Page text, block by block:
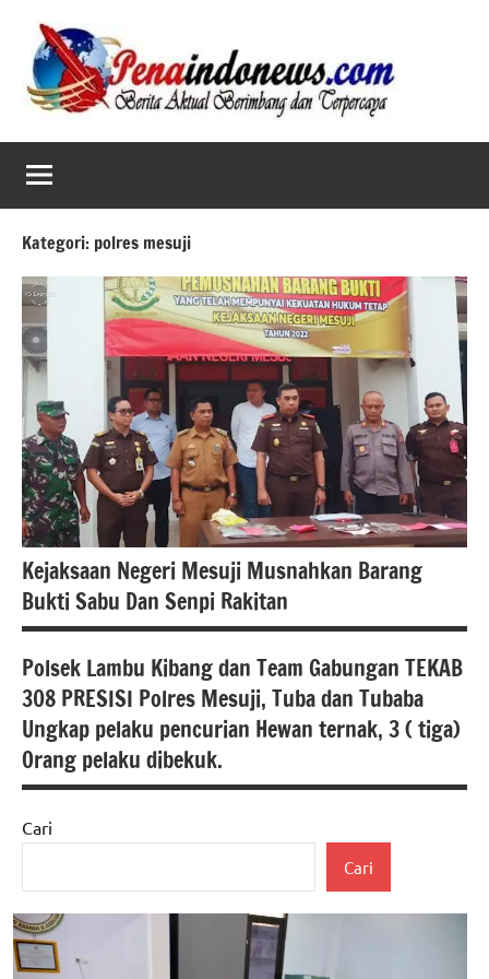
content
Kategori: polres mesuji
Kejaksaan Negeri Mesuji Musnahkan Barang
Bukti Sabu Dan Senpi Rakitan
Berita
lampung
pemerintah
Lampung
polres
Polsek Lambu Kibang dan Team Gabungan TEKAB
308 PRESISI Polres Mesuji, Tuba dan Tubaba
Ungkap pelaku pencurian Hewan ternak, 3 ( tiga)
Orang pelaku dibekuk.
Berita
dan
Kriminal
Cari
Cari